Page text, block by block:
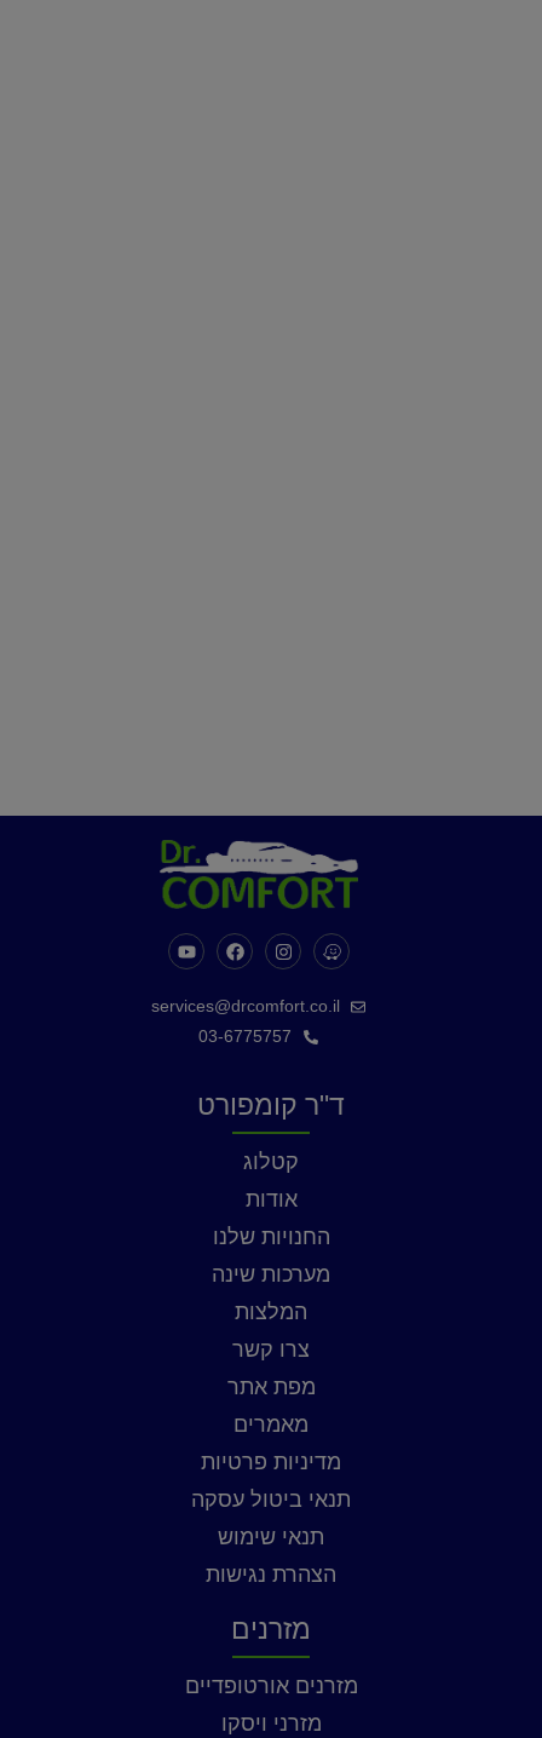
services@drcomfort.co.il
03-6775757
ד"ר קומפורט
קטלוג
אודות
החנויות שלנו
מערכות שינה
המלצות
צרו קשר
מפת אתר
מאמרים
מדיניות פרטיות
תנאי ביטול עסקה
תנאי שימוש
הצהרת נגישות
מזרנים
מזרנים אורטופדיים
מזרני ויסקו